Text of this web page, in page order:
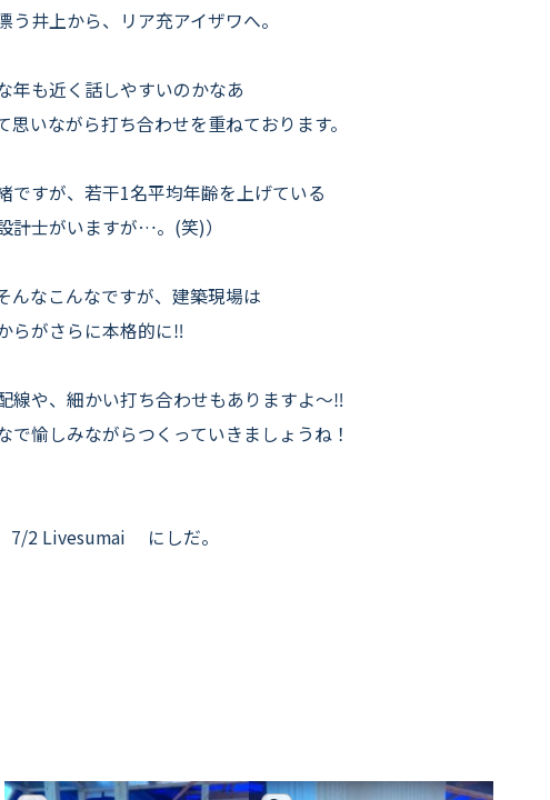
う井上から、リア充アイザワへ。
年も近く話しやすいのかなあ
思いながら打ち合わせを重ねております。
ですが、若干1名平均年齢を上げている
計士がいますが…。(笑)）
んなこんなですが、建築現場は
らがさらに本格的に‼
線や、細かい打ち合わせもありますよ〜‼
で愉しみながらつくっていきましょうね！
2 Livesumai にしだ。